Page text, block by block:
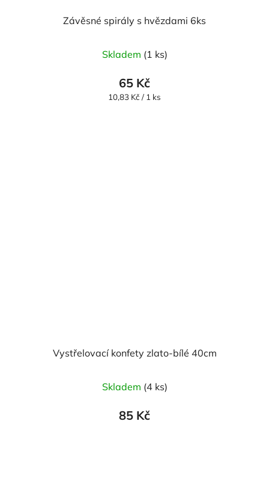
Závěsné spirály s hvězdami 6ks
Skladem (1 ks)
65 Kč
Měrná
10,83 Kč / 1 ks
Vystřelovací konfety zlato-bílé 40cm
Skladem (4 ks)
85 Kč